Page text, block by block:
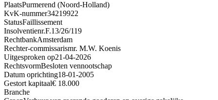
PlaatsPurmerend (Noord-Holland)
KvK-nummer34219922
StatusFaillissement
Insolventienr.F.13/26/119
RechtbankAmsterdam
Rechter-commissarismr. M.W. Koenis
Uitgesproken op21-04-2026
RechtsvormBesloten vennootschap
Datum oprichting18-01-2005
Gestort kapitaal€ 18.000
Branche